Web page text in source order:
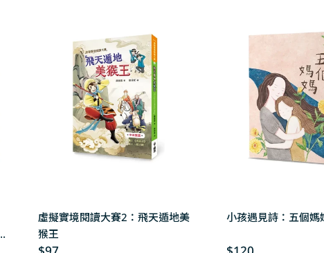
虛擬實境閱讀大賽2：飛天遁地美
猴王
Regular
小孩遇見詩：五個媽
Regular